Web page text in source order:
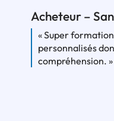
Acheteur –
« Super
personnalisés
compréhension. »